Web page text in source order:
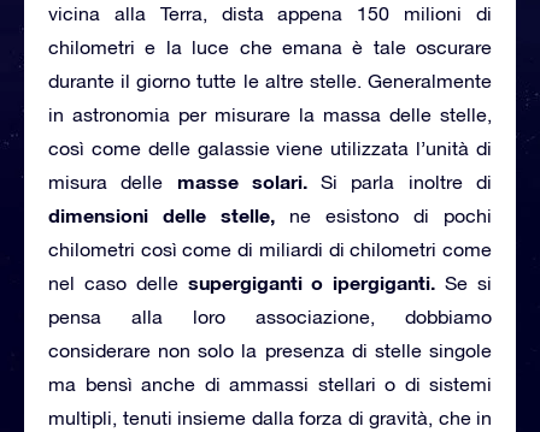
vicina alla Terra, dista appena 150 milioni di
chilometri e la luce che emana è tale oscurare
durante il giorno tutte le altre stelle. Generalmente
in astronomia per misurare la massa delle stelle,
così come delle galassie viene utilizzata l’unità di
misura delle masse solari.Si parla inoltre di
dimensioni delle stelle, ne esistono di pochi
chilometri così come di miliardi di chilometri come
nel caso delle supergiganti o ipergiganti. Se si
pensa alla loro associazione, dobbiamo
considerare non solo la presenza di stelle singole
ma bensì anche di ammassi stellari o di sistemi
multipli, tenuti insieme dalla forza di gravità, che in